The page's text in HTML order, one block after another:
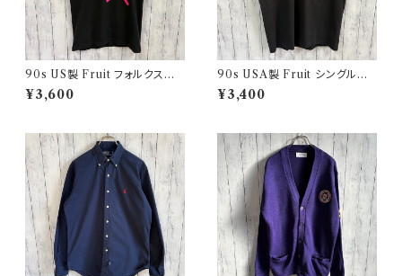
90s US製 Fruit フォルクスワ
ーゲン シングルステッチTシャツ
ヴィンテージTシャツ アド 企業
¥3,600
90s USA製 Fruit シングルス
テッチTシャツ ポケットT scree
nstars ヴィンテージ
¥3,400